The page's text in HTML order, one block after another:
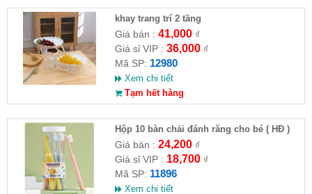
khay trang trí 2 tầng
Giá bán : 41,000₫
Giá sỉ VIP : 36,000₫
Mã SP: 12980
Xem chi tiết
Tạm hết hàng
Hộp 10 bàn chải đánh răng cho bé ( HĐ )
Giá bán : 24,200₫
Giá sỉ VIP : 18,700₫
Mã SP: 11896
Xem chi tiết